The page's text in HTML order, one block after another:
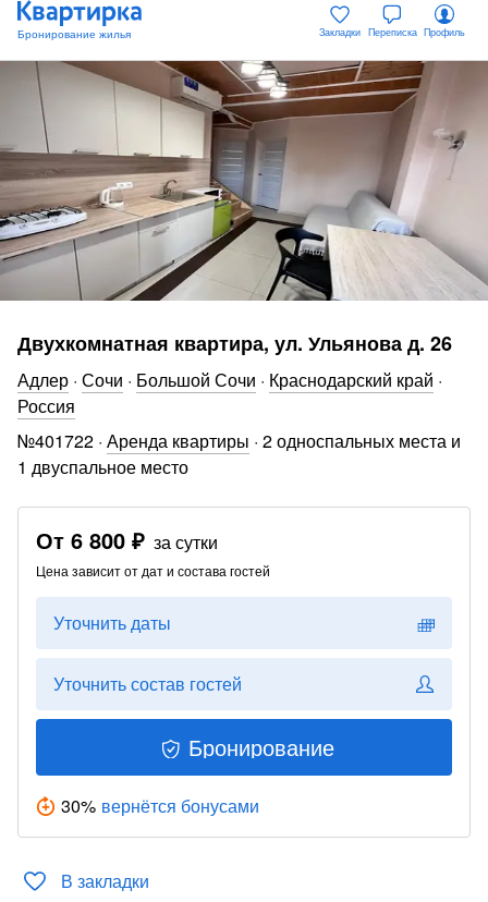
Закладки Переписка Профиль
Двухкомнатная квартира, ул. Ульянова д. 26
Адлер · Сочи · Большой Сочи · Краснодарский край ·
Россия
№401722 · Аренда квартиры · 2 односпальных места и
1 двуспальное место
От 6 800 ₽ за сутки
Цена зависит от дат и состава гостей
Уточнить даты
Уточнить состав гостей
Бронирование
30% вернётся бонусами
В закладки